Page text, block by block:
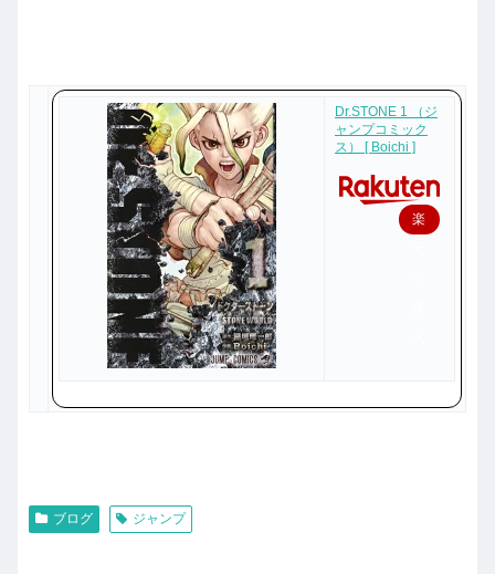
Dr.STONE 1 （ジ
ャンプコミック
ス） [ Boichi ]
楽
ブログ ジャンプ